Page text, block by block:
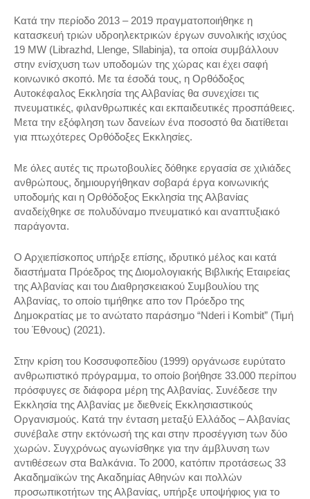
Κατά την περίοδο 2013 – 2019 πραγματοποιήθηκε η
κατασκευή τριών υδροηλεκτρικών έργων συνολικής ισχύος
19 MW (Librazhd, Llenge, Sllabinja), τα οποία συμβάλλουν
στην ενίσχυση των υποδομών της χώρας και έχει σαφή
κοινωνικό σκοπό. Με τα έσοδά τους, η Ορθόδοξος
Αυτοκέφαλος Εκκλησία της Αλβανίας θα συνεχίσει τις
πνευματικές, φιλανθρωπικές και εκπαιδευτικές προσπάθειες.
Μετα την εξόφληση των δανείων ένα ποσοστό θα διατίθεται
για πτωχότερες Ορθόδοξες Εκκλησίες.
Mε όλες αυτές τις πρωτοβουλίες δόθηκε εργασία σε χιλιάδες
ανθρώπους, δημιουργήθηκαν σοβαρά έργα κοινωνικής
υποδομής και η Ορθόδοξος Εκκλησία της Αλβανίας
αναδείχθηκε σε πολυδύναμο πνευματικό και αναπτυξιακό
παράγοντα.
Ο Αρχιεπίσκοπος υπήρξε επίσης, ιδρυτικό μέλος και κατά
διαστήματα Πρόεδρος της Διομολογιακής Βιβλικής Εταιρείας
της Αλβανίας και του Διαθρησκειακού Συμβουλίου της
Αλβανίας, το οποίο τιμήθηκε απο τον Πρόεδρο της
Δημοκρατίας με το ανώτατο παράσημο “Nderi i Kombit” (Τιμή
του Έθνους) (2021).
Στην κρίση του Κοσσυφοπεδίου (1999) οργάνωσε ευρύτατο
ανθρωπιστικό πρόγραμμα, το οποίο βοήθησε 33.000 περίπου
πρόσφυγες σε διάφορα μέρη της Αλβανίας. Συνέδεσε την
Εκκλησία της Αλβανίας με διεθνείς Εκκλησιαστικούς
Οργανισμούς. Kατά την ένταση μεταξύ Ελλάδος – Αλβανίας
συνέβαλε στην εκτόνωσή της και στην προσέγγιση των δύο
χωρών. Συγχρόνως αγωνίσθηκε για την άμβλυνση των
αντιθέσεων στα Βαλκάνια. Το 2000, κατόπιν προτάσεως 33
Ακαδημαϊκών της Ακαδημίας Αθηνών και πολλών
προσωπικοτήτων της Αλβανίας, υπήρξε υποψήφιος για το